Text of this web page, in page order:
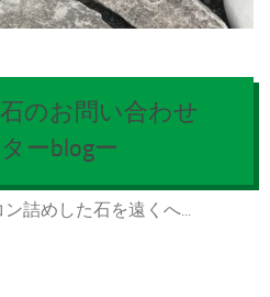
のお問い合わせ
ーblogー
詰めした石を遠くへ...